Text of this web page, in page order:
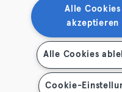
Mentions légales
Alle Cookies
akzeptieren
Alle Cookies
Cookie-